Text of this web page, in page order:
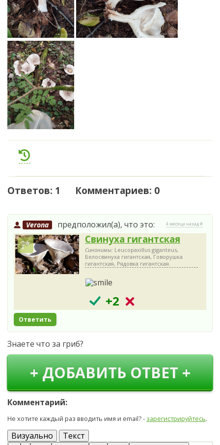
Ответов: 1 Комментариев: 0
Verona предположил(а), что это: 4 месяца назад #
Свинуха гигантская
Синонимы: Leucopaxillus giganteus,
Белосвинуха гигантская, Говорушка
гигантская, Рядовка гигантская.
+2
Ответить
Знаете что за гриб?
+ ДОБАВИТЬ ОТВЕТ +
Комментарий:
Не хотите каждый раз вводить имя и email? - зарегистрируйтесь.
Визуально Текст